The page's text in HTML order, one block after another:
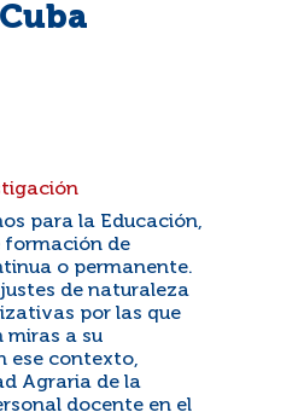
para la Educación,
formación de
o permanente.
de naturaleza
por las que
miras a su
ese contexto,
Agraria de la
docente en el